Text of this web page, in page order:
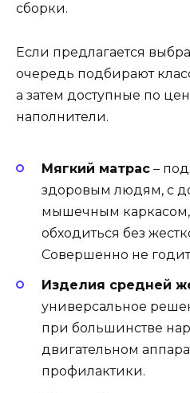
сборки.
Если предлагается
очередь подбирают
а затем доступные по
наполнители.
Мягкий матрас –
здоровым людям, с
мышечным каркасом,
обходиться без
Совершенно не
Изделия средней
универсальное
при большинстве
двигательном
профилактики.